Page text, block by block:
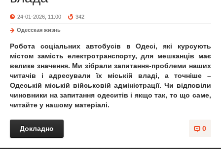
24-01-2026, 11:00 342
Одесская жизнь
Робота соціальних автобусів в Одесі, які курсують
містом замість електротранспорту, для мешканців має
велике значення. Ми зібрали запитання-проблеми наших
читачів і адресували їх міській владі, а точніше –
Одеській міській військовій адміністрації. Чи відповіли
чиновники на запитання одеситів і якщо так, то що саме,
читайте у нашому матеріалі.
0
Докладно